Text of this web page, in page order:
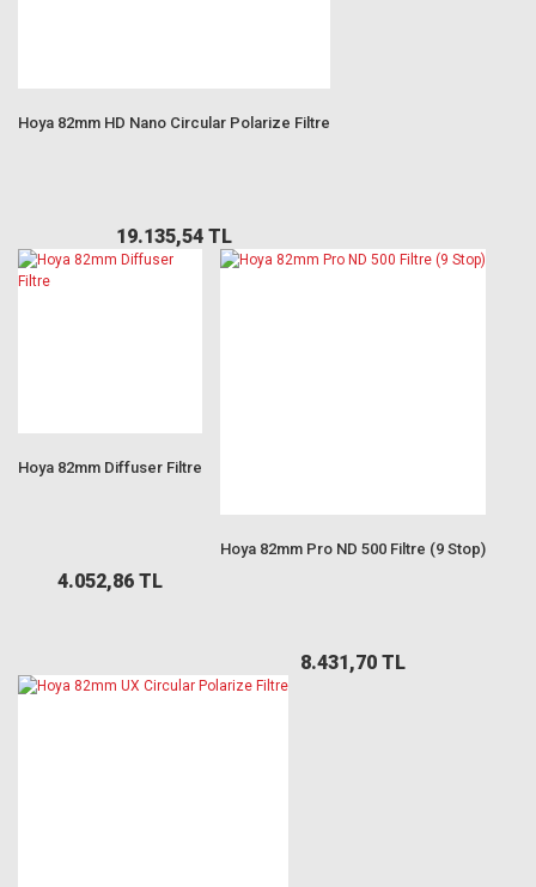
Hoya 82mm HD Nano Circular Polarize Filtre
19.135,54 TL
Hoya 82mm Diffuser Filtre
4.052,86 TL
Hoya 82mm Pro ND 500 Filtre (9 Stop)
8.431,70 TL